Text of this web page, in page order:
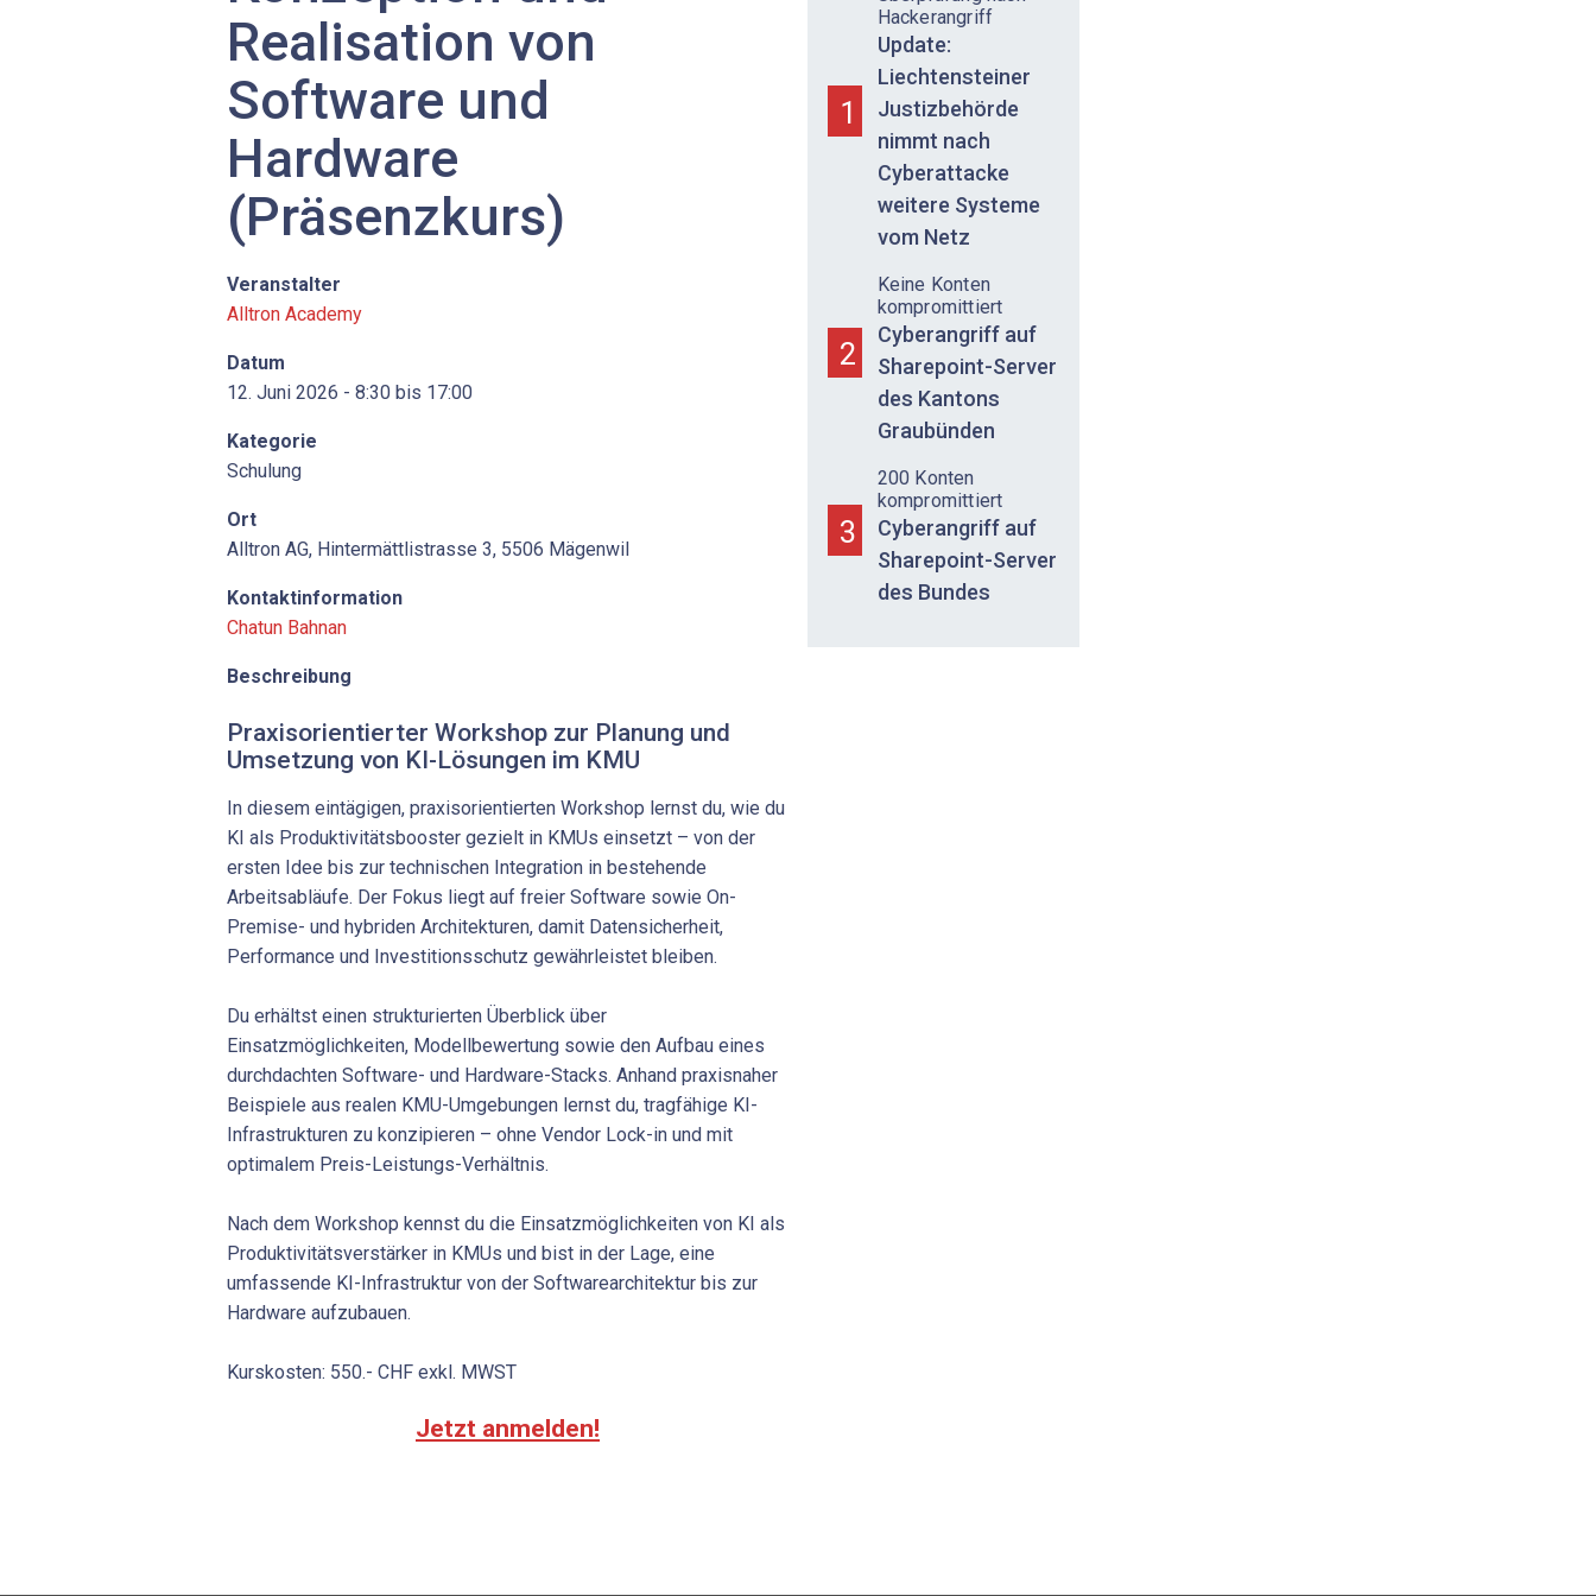
Realisation von
Software und
Hardware
(Präsenzkurs)
Veranstalter
Alltron Academy
Datum
12. Juni 2026 - 8:30 bis 17:00
Kategorie
Schulung
Ort
Alltron AG, Hintermättlistrasse 3, 5506 Mägenwil
Kontaktinformation
Chatun Bahnan
Beschreibung
Praxisorientierter Workshop zur Planung und
Umsetzung von KI-Lösungen im KMU
In diesem eintägigen, praxisorientierten Workshop lernst du, wie du
KI als Produktivitätsbooster gezielt in KMUs einsetzt – von der
ersten Idee bis zur technischen Integration in bestehende
Arbeitsabläufe. Der Fokus liegt auf freier Software sowie On-
Premise- und hybriden Architekturen, damit Datensicherheit,
Performance und Investitionsschutz gewährleistet bleiben.
Du erhältst einen strukturierten Überblick über
Einsatzmöglichkeiten, Modellbewertung sowie den Aufbau eines
durchdachten Software- und Hardware-Stacks. Anhand praxisnaher
Beispiele aus realen KMU-Umgebungen lernst du, tragfähige KI-
Infrastrukturen zu konzipieren – ohne Vendor Lock-in und mit
optimalem Preis-Leistungs-Verhältnis.
Nach dem Workshop kennst du die Einsatzmöglichkeiten von KI als
Produktivitätsverstärker in KMUs und bist in der Lage, eine
umfassende KI-Infrastruktur von der Softwarearchitektur bis zur
Hardware aufzubauen.
Kurskosten: 550.- CHF exkl. MWST
Jetzt anmelden!
1
Hackerangriff
Update:
Liechtensteiner
Justizbehörde
nimmt nach
Cyberattacke
weitere Systeme
vom Netz
2
Keine Konten
kompromittiert
Cyberangriff auf
Sharepoint-Server
des Kantons
Graubünden
3
200 Konten
kompromittiert
Cyberangriff auf
Sharepoint-Server
des Bundes